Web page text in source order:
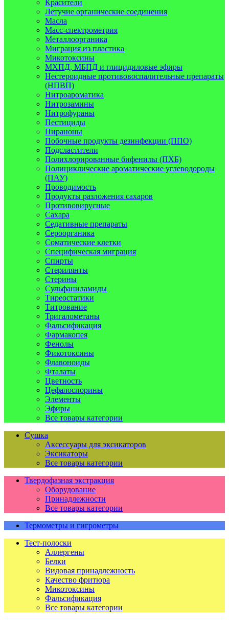
Красители
Летучие органические соединения
Масла
Масс-спектрометрия
Металлоорганика
Миграция из пластика
Микотоксины
МХПД, МБПД и глицидиловые эфиры
Нестероидные противовоспалительные препараты
(НПВП)
Нитроароматика
Нитрозамины
Нитрофураны
Пестициды
Пираноны
Побочные продукты дезинфекции (ППО)
Подсластители
Полихлорированные бифенилы (ПХБ)
Полициклические ароматические углеводороды
(ПАУ)
Проводимость
Продукты разложения сахаров
Противовирусные
Сахара
Седативные препараты
Сероорганика
Соматические клетки
Специфическая миграция
Спирты
Стерилянты
Стерины
Сульфаниламиды
Тиреостатики
Титрование
Тригалометаны
Фальсификация
Фармакопея
Фенолы
Фикотоксины
Флавоноиды
Фталаты
Цветность
Цефалоспорины
Элементы
Эфиры
Все товары категории
Сушка
Аксессуары для эксикаторов
Эксикаторы
Все товары категории
Твердофазная экстракция
Оборудование
Принадлежности
Все товары категории
Термометры и гигрометры
Тест-полоски
Аллергены
Белки
Видовая принадлежность
Качество фритюра
Микотоксины
Фальсификация
Все товары категории